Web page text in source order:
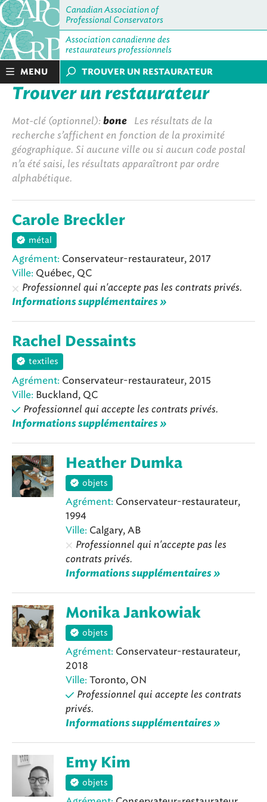
Canadian Association of
Professional Conservators
Association canadienne des
restaurateurs professionnels
MENU TROUVER UN RESTAURATEUR
Trouver un restaurateur
Mot-clé (optionnel): bone Les résultats de la
recherche s’affichent en fonction de la proximité
géographique. Si aucune ville ou si aucun code postal
n’a été saisi, les résultats apparaîtront par ordre
alphabétique.
Carole Breckler
métal
Agrément: Conservateur-restaurateur, 2017
Ville: Québec, QC
Professionnel qui n'accepte pas les contrats privés.
Informations supplémentaires »
Rachel Dessaints
textiles
Agrément: Conservateur-restaurateur, 2015
Ville: Buckland, QC
Professionnel qui accepte les contrats privés.
Informations supplémentaires »
Heather Dumka
objets
Agrément: Conservateur-restaurateur,
1994
Ville: Calgary, AB
Professionnel qui n'accepte pas les
contrats privés.
Informations supplémentaires »
Monika Jankowiak
objets
Agrément: Conservateur-restaurateur,
2018
Ville: Toronto, ON
Professionnel qui accepte les contrats
privés.
Informations supplémentaires »
Emy Kim
objets